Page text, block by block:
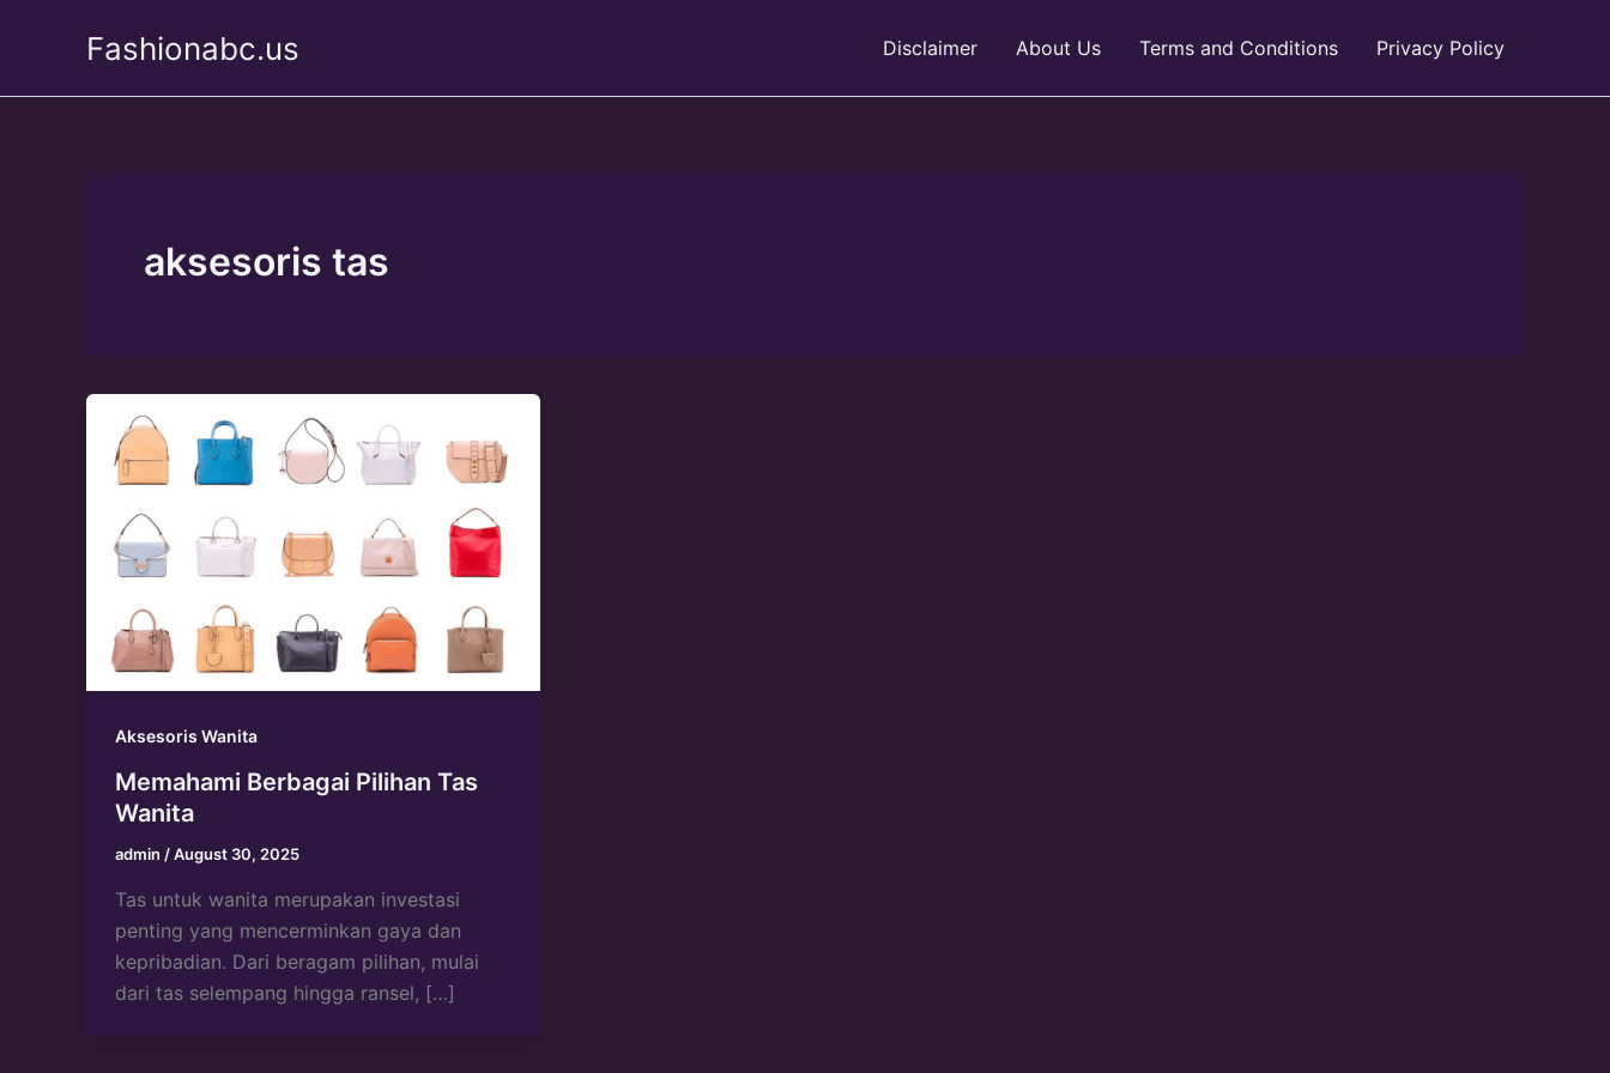
Fashionabc.us Disclaimer About Us Terms and Conditions Privacy Policy
aksesoris tas
Aksesoris Wanita
Memahami Berbagai Pilihan Tas
Wanita
admin /August 30, 2025
Tas untuk wanita merupakan investasi
penting yang mencerminkan gaya dan
kepribadian. Dari beragam pilihan, mulai
dari tas selempang hingga ransel, […]